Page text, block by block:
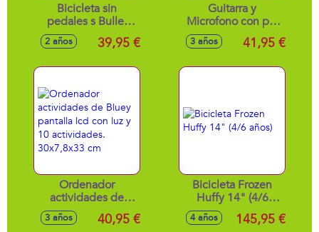
Bicicleta sin
pedales s Bullet
Verde ¡perfecta
para adquirir el
pulgada 46x56x68
2 años 39,95 €
Guitarra y
Microfono con pie
extensible Bluey
(altura regulable)
3 años 41,95 €
Ordenador
actividades de
Bluey pantalla lcd
con luz y 10
3 años 40,95 €
Bicicleta Frozen
Huffy 14" (4/6
años)
4 años 145,95 €